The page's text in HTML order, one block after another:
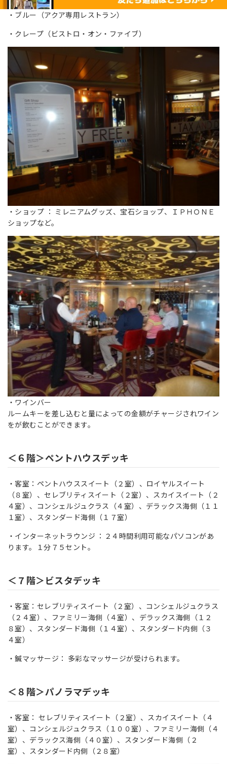
・ブルー（アクア専用レストラン）
・クレープ（ビストロ・オン・ファイブ）
・ショップ ： ミレニアムグッズ、宝石ショップ、ＩＰＨＯＮＥ
ショップなど。
・ワインバー
ルームキーを差し込むと量によっての金額がチャージされワイン
をが飲むことができます。
＜６階＞ペントハウスデッキ
・客室：ペントハウススイート（２室）、ロイヤルスイート
（８室）、セレブリティスイート（２室）、スカイスイート（２
４室）、コンシェルジュクラス（４室）、デラックス海側（１１
１室）、スタンダード海側（１７室）
・インターネットラウンジ ：２４時間利用可能なパソコンがあ
ります。１分７５セント。
＜７階＞ビスタデッキ
・客室：セレブリティスイート（２室）、コンシェルジュクラス
（２４室）、ファミリー海側（４室）、デラックス海側（１２
８室）、スタンダード海側（１４室）、スタンダード内側（３
４室）
・鍼マッサージ： 多彩なマッサージが受けられます。
＜８階＞パノラマデッキ
・客室： セレブリティスイート（２室）、スカイスイート（４
室）、コンシェルジュクラス（１００室）、ファミリー海側（４
室）、デラックス海側（４０室）、スタンダード海側（２
室）、スタンダード内側（２８室）